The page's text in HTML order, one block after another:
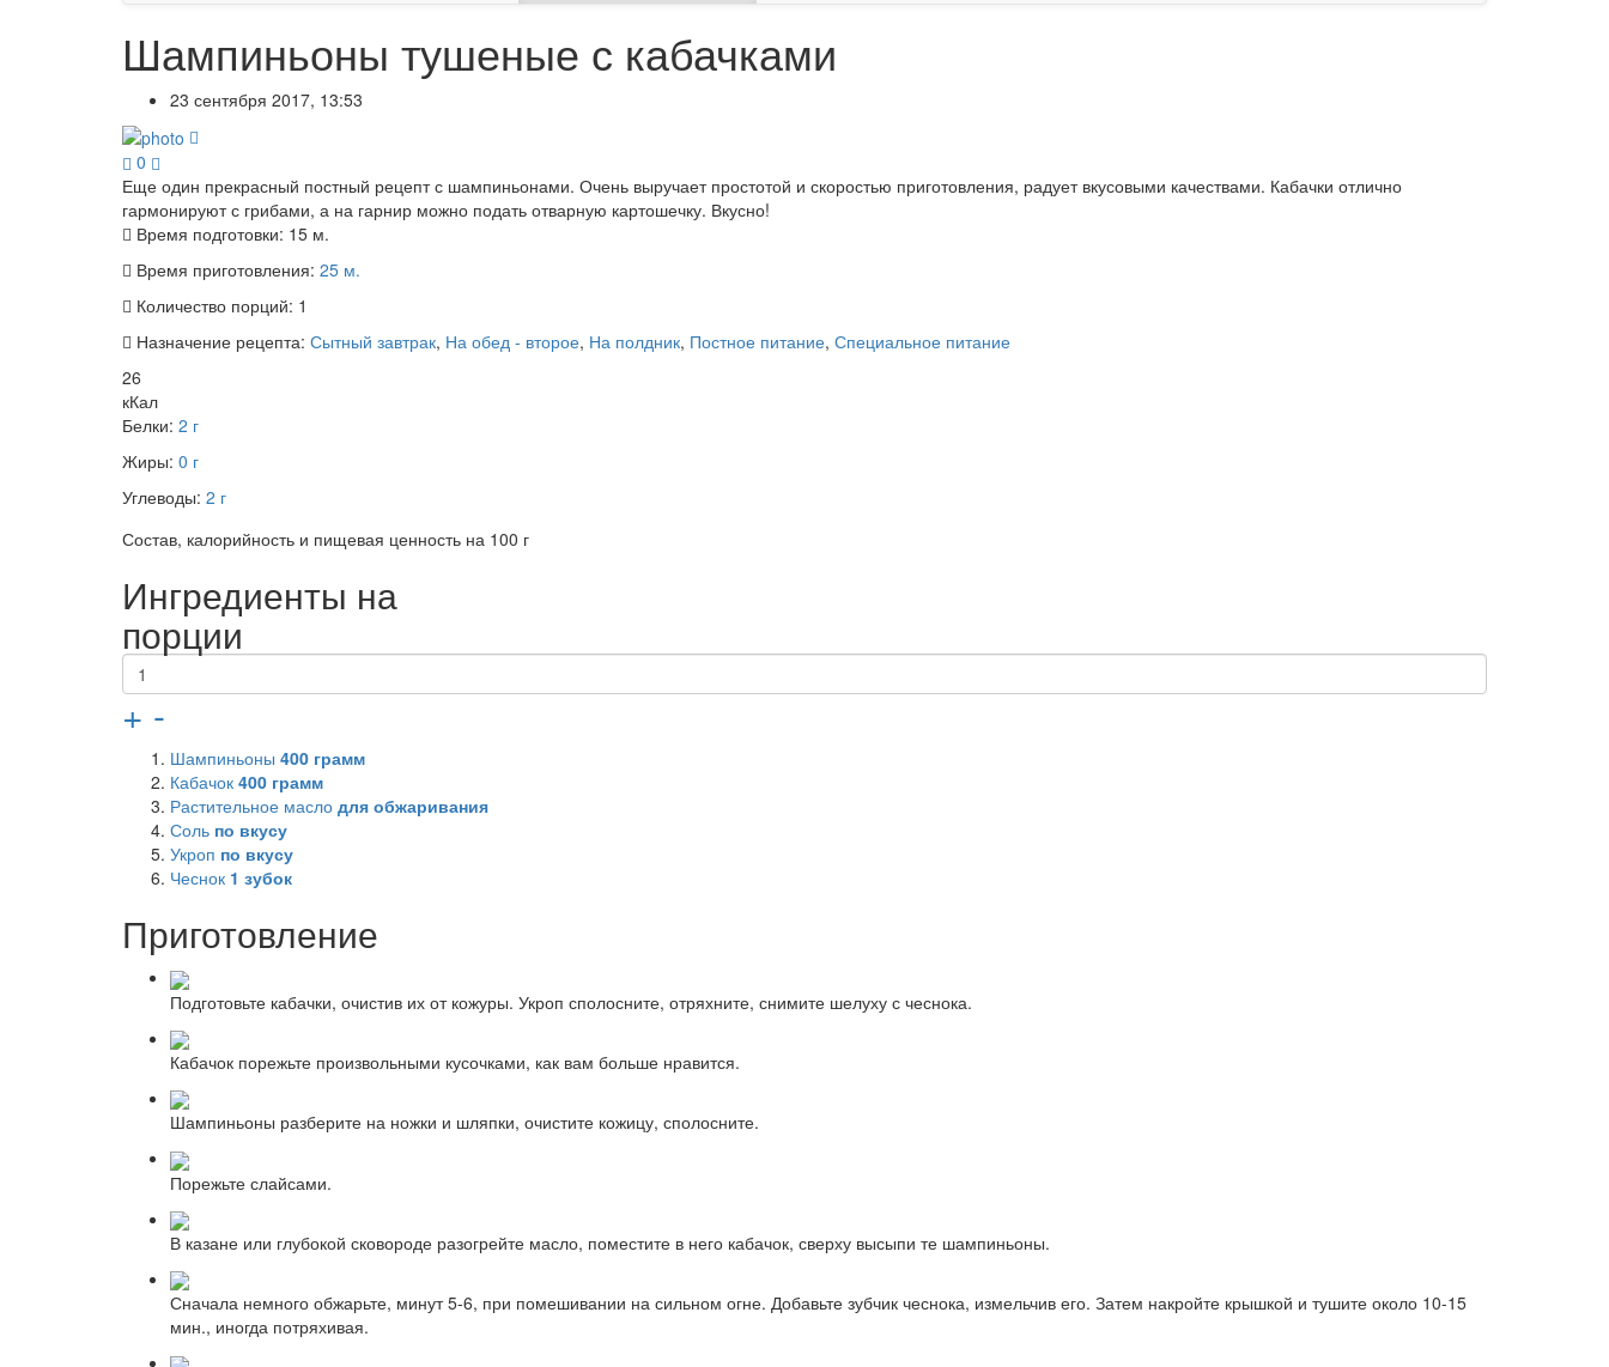
Шампиньоны тушеные с кабачками
23 сентября 2017, 13:53
0
Еще один прекрасный постный рецепт с шампиньонами. Очень выручает простотой и скоростью приготовления, радует вкусовыми качествами. Кабачки отлично
гармонируют с грибами, а на гарнир можно подать отварную картошечку. Вкусно!
Время подготовки: 15 м.
Время приготовления: 25 м.
Количество порций: 1
Назначение рецепта: Сытный завтрак, На обед - второе, На полдник, Постное питание, Специальное питание
26
кКал
Белки: 2 г
Жиры: 0 г
Углеводы: 2 г
Состав, калорийность и пищевая ценность на 100 г
Ингредиенты на
порции
+ -
Шампиньоны 400 грамм
Кабачок 400 грамм
Растительное масло для обжаривания
Соль по вкусу
Укроп по вкусу
Чеснок 1 зубок
Приготовление
Подготовьте кабачки, очистив их от кожуры. Укроп сполосните, отряхните, снимите шелуху с чеснока.
Кабачок порежьте произвольными кусочками, как вам больше нравится.
Шампиньоны разберите на ножки и шляпки, очистите кожицу, сполосните.
Порежьте слайсами.
В казане или глубокой сковороде разогрейте масло, поместите в него кабачок, сверху высыпи те шампиньоны.
Сначала немного обжарьте, минут 5-6, при помешивании на сильном огне. Добавьте зубчик чеснока, измельчив его. Затем накройте крышкой и тушите около 10-15
мин., иногда потряхивая.